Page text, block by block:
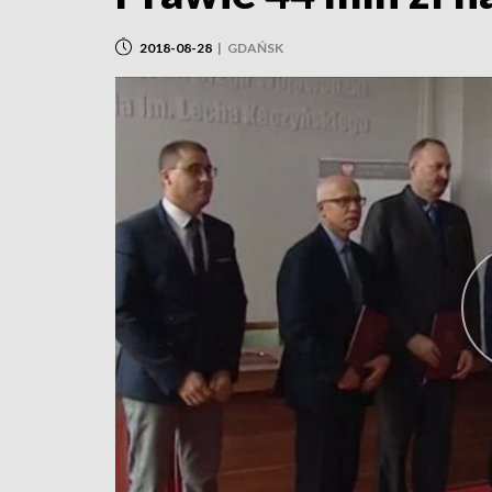
2018-08-28 | GDAŃSK